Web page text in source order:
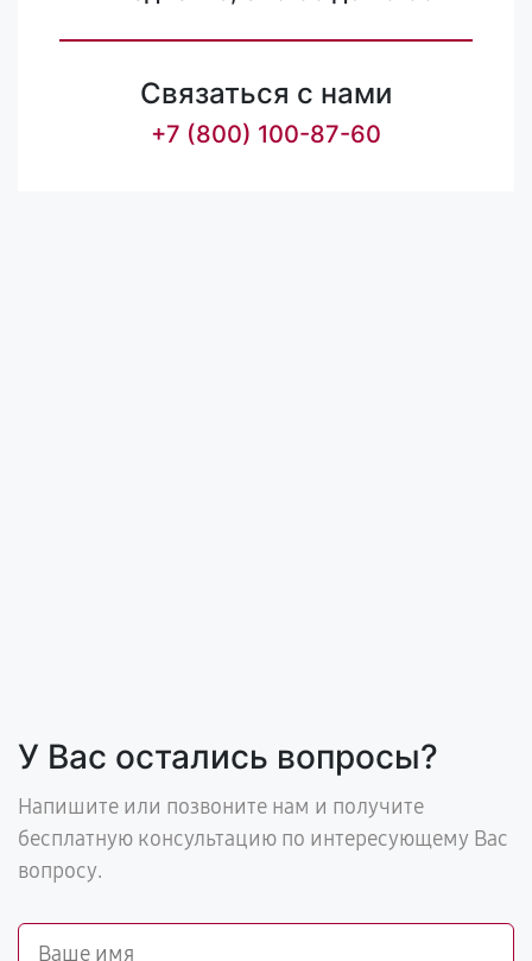
Связаться с нами
+7 (800) 100-87-60
У Вас остались вопросы?
Напишите или позвоните нам и получите
бесплатную консультацию по интересующему Вас
вопросу.